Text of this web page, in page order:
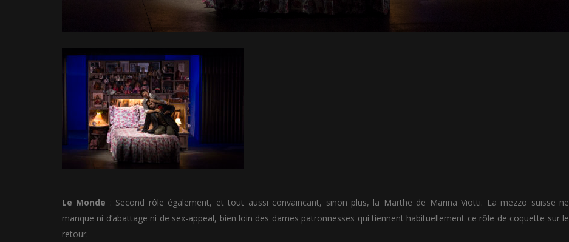
Le Monde : Second rôle également, et tout aussi convaincant, sinon plus, la Marthe de Marina Viotti. La mezzo suisse ne
manque ni d’abattage ni de sex-appeal, bien loin des dames patronnesses qui tiennent habituellement ce rôle de coquette sur le
retour.